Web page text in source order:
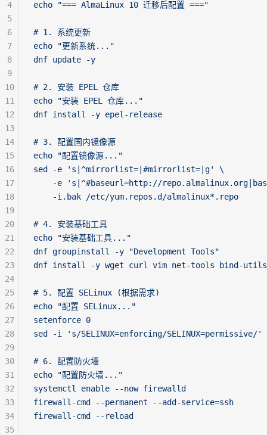
echo "=== AlmaLinux 10 迁移后配置 ==="
# 1. 系统更新
echo "更新系统..."
dnf update -y
# 2. 安装 EPEL 仓库
echo "安装 EPEL 仓库..."
dnf install -y epel-release
# 3. 配置国内镜像源
echo "配置镜像源..."
sed -e 's|^mirrorlist=|#mirrorlist=|g' \
-e 's|^#baseurl=http://
    -i.bak /etc/yum.repos.d/almalinux*.repo
# 4. 安装基础工具
echo "安装基础工具..."
dnf groupinstall -y "Development Tools"
dnf install -y wget curl vim net-tools bind-utils
# 5. 配置 SELinux (根据需求)
echo "配置 SELinux..."
setenforce 0
sed -i 's/SELINUX=enforcing/
# 6. 配置防火墙
echo "配置防火墙..."
systemctl enable --now firewalld
firewall-cmd --permanent --add-service=ssh
firewall-cmd --reload
4
5
6
7
8
9
10
11
12
13
14
15
16
17
18
19
20
21
22
23
24
25
26
27
28
29
30
31
32
33
34
35